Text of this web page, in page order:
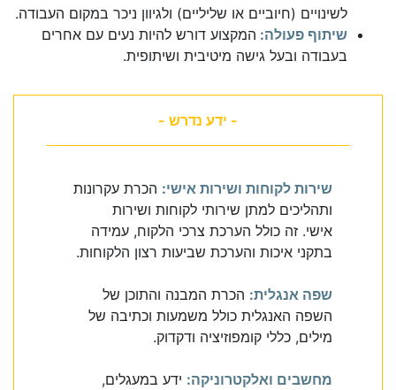
לשינויים (חיוביים או שליליים) ולגיוון ניכר במקום העבודה.
שיתוף פעולה: המקצוע דורש להיות נעים עם אחרים
בעבודה ובעל גישה מיטיבית ושיתופית.
- ידע נדרש -
שירות לקוחות ושירות אישי: הכרת עקרונות
ותהליכים למתן שירותי לקוחות ושירות
אישי. זה כולל הערכת צרכי הלקוח, עמידה
בתקני איכות והערכת שביעות רצון הלקוחות.
שפה אנגלית: הכרת המבנה והתוכן של
השפה האנגלית כולל משמעות וכתיבה של
מילים, כללי קומפוזיציה ודקדוק.
מחשבים ואלקטרוניקה: ידע במעגלים,